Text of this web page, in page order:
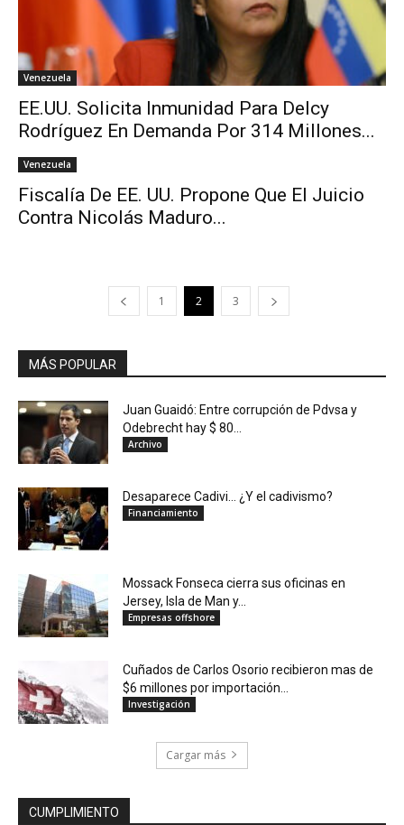
Venezuela
EE.UU. Solicita Inmunidad Para Delcy
Rodríguez En Demanda Por 314 Millones...
Venezuela
Fiscalía De EE. UU. Propone Que El Juicio
Contra Nicolás Maduro...
1 2 3
MÁS POPULAR
Juan Guaidó: Entre corrupción de Pdvsa y
Odebrecht hay $ 80...
Archivo
Desaparece Cadivi… ¿Y el cadivismo?
Financiamiento
Mossack Fonseca cierra sus oficinas en
Jersey, Isla de Man y...
Empresas offshore
Cuñados de Carlos Osorio recibieron mas de
$6 millones por importación...
Investigación
Cargar más
CUMPLIMIENTO